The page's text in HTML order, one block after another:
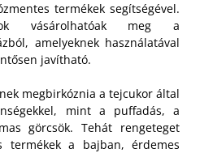
termékek segítségével.
vásárolhatóak meg a
amelyeknek használatával
javítható.
megbirkóznia a tejcukor által
mint a puffadás, a
görcsök. Tehát rengeteget
termékek a bajban, érdemes